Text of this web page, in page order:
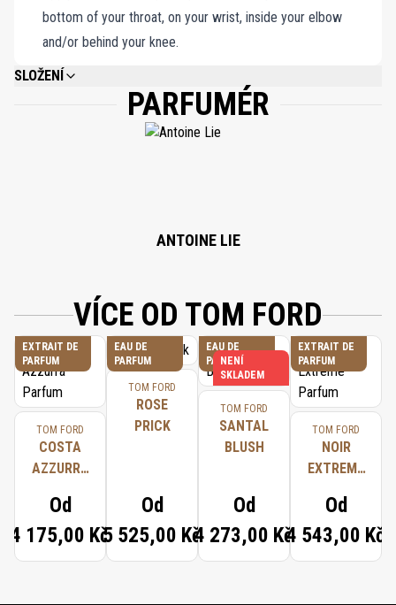
bottom of your throat, on your wrist, inside your elbow
and/or behind your knee.
SLOŽENÍ
ALCOHOL DENAT., FRAGRANCE (PARFUM), WATER\AQUA\EAU, ALPHA-
ISOMETHYL IONONE, CITRONELLOL, LINALOOL, LIMONENE, GERANIOL,
EUGENOL, HYDROXYCITRONELLAL, EVERNIA PRUNASTRI (OAKMOSS)
PARFUMÉR
ANTOINE LIE
VÍCE OD TOM FORD
EXTRAIT DE
PARFUM
TOM FORD
COSTA
AZZURRA
Od
4 175,00 Kč
EAU DE
PARFUM
TOM FORD
ROSE
PRICK
Od
5 525,00 Kč
EAU DE
PARFUM
NENÍ
SKLADEM
TOM FORD
SANTAL
BLUSH
Od
4 273,00 Kč
EXTRAIT DE
PARFUM
TOM FORD
NOIR
EXTREME
Od
4 543,00 Kč